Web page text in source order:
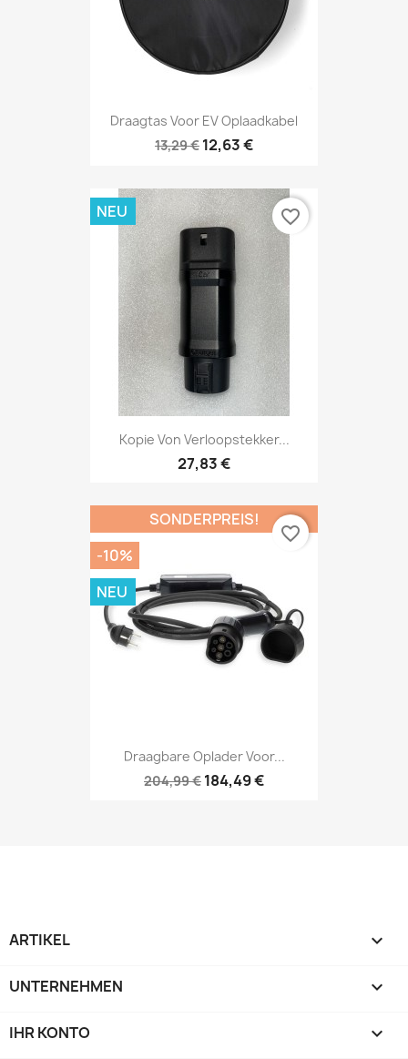
Draagtas Voor EV Oplaadkabel
13,29 € 12,63 €
Kopie Von Verloopstekker...
27,83 €
NEU favorite_border
Draagbare Oplader Voor...
204,99 € 184,49 €
SONDERPREIS!
-10%
NEU
favorite_border
ARTIKEL 
UNTERNEHMEN 
IHR KONTO 